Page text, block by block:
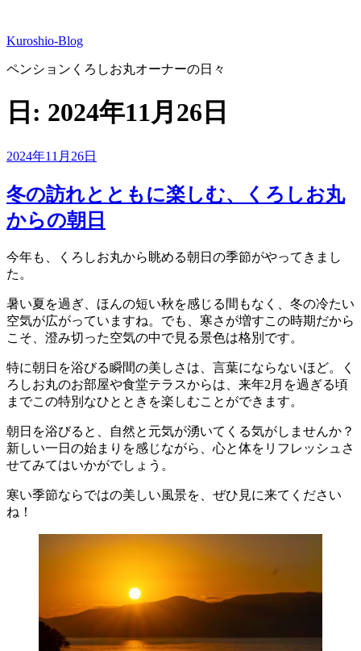
テ
ン
へ
ス
ッ
プ
Kuroshio-Blog
ペンションくろしお丸オーナーの日々
日: 2024年11月26日
投
日:
2024年11月26日
冬の訪れとともに楽しむ、くろしお丸
からの朝日
今年も、くろしお丸から眺める朝日の季節がやってきまし
た。
暑い夏を過ぎ、ほんの短い秋を感じる間もなく、冬の冷たい
空気が広がっていますね。でも、寒さが増すこの時期だから
こそ、澄み切った空気の中で見る景色は格別です。
特に朝日を浴びる瞬間の美しさは、言葉にならないほど。く
ろしお丸のお部屋や食堂テラスからは、来年2月を過ぎる頃
までこの特別なひとときを楽しむことができます。
朝日を浴びると、自然と元気が湧いてくる気がしませんか？
新しい一日の始まりを感じながら、心と体をリフレッシュさ
せてみてはいかがでしょう。
寒い季節ならではの美しい風景を、ぜひ見に来てください
ね！